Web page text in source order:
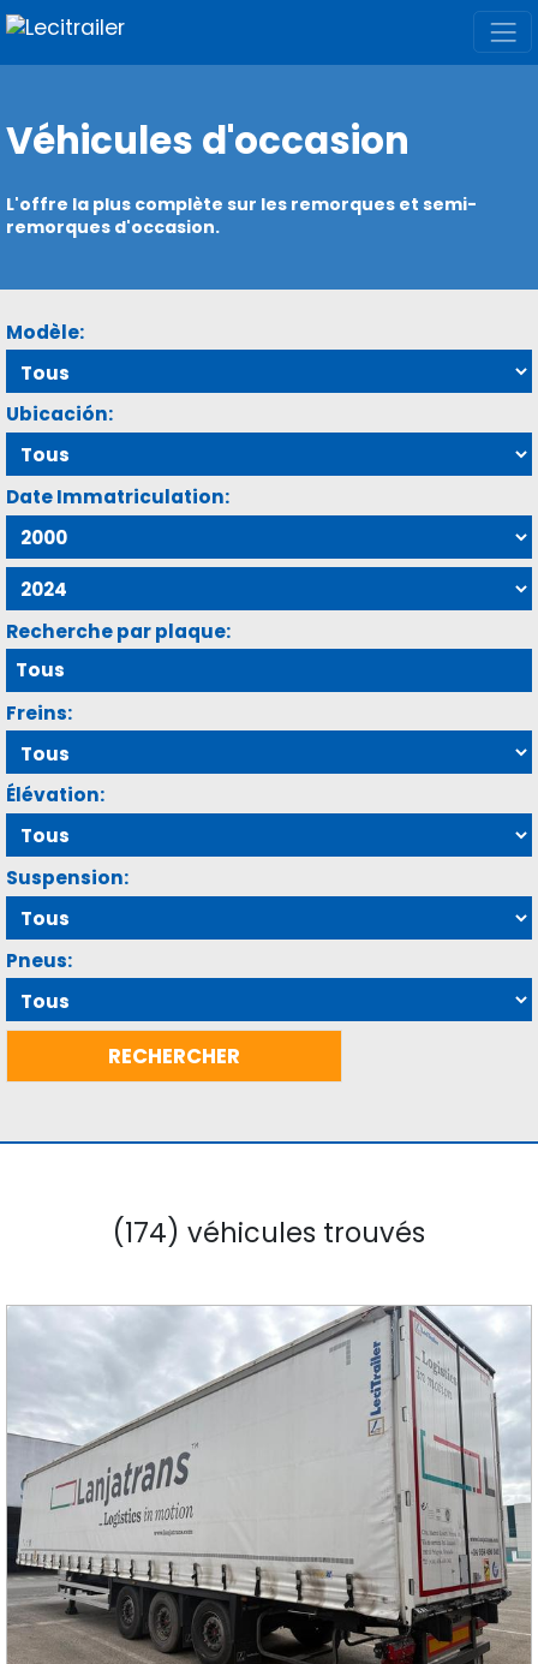
Véhicules d'occasion
L'offre la plus complète sur les remorques et semi-
remorques d'occasion.
Modèle:
Ubicación:
Date Immatriculation:
Recherche par plaque:
Freins:
Élévation:
Suspension:
Pneus:
(174) véhicules trouvés